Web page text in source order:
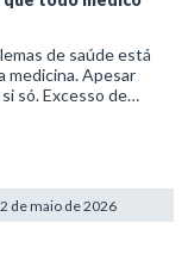
de saúde está
medicina. Apesar
só. Excesso de
de maio de 2026